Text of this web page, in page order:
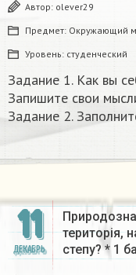
Автор: olever29
Предмет: Окружающий
Уровень: студенческий
Задание 1. Как вы
Запишите свои
Задание 2.
11
ДЕКАБРЬ
територія,
степу? * 1